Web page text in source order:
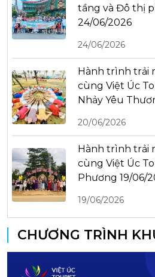
tầng và Đô thị
24/06/2026
24/06/2026
Hành trình trải
cùng Việt Úc
Nhảy Yêu
20/06/2026
Hành trình trải
cùng Việt Úc
Phương 19/06/
19/06/2026
CHƯƠNG TRÌNH